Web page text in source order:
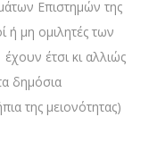
Επιστημών της
ή μη ομιλητές των
έτσι κι αλλιώς
δημόσια
της μειονότητας)